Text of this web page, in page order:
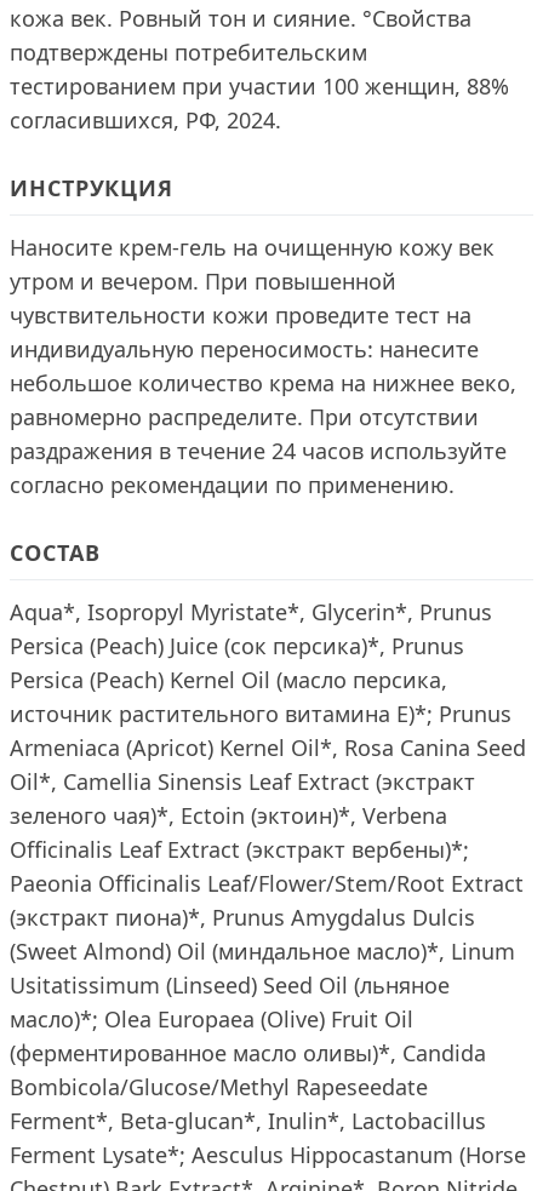
кожа век. Ровный тон и сияние. °Свойства
подтверждены потребительским
тестированием при участии 100 женщин, 88%
согласившихся, РФ, 2024.
ИНСТРУКЦИЯ
Наносите крем-гель на очищенную кожу век
утром и вечером. При повышенной
чувствительности кожи проведите тест на
индивидуальную переносимость: нанесите
небольшое количество крема на нижнее веко,
равномерно распределите. При отсутствии
раздражения в течение 24 часов используйте
согласно рекомендации по применению.
СОСТАВ
Aqua*, Isopropyl Myristate*, Glycerin*, Prunus
Persica (Peach) Juice (сок персика)*, Prunus
Persica (Peach) Kernel Oil (масло персика,
источник растительного витамина Е)*; Prunus
Armeniaca (Apricot) Kernel Oil*, Rosa Canina Seed
Oil*, Camellia Sinensis Leaf Extract (экстракт
зеленого чая)*, Ectoin (эктоин)*, Verbena
Officinalis Leaf Extract (экстракт вербены)*;
Paeonia Officinalis Leaf/Flower/Stem/Root Extract
(экстракт пиона)*, Prunus Amygdalus Dulcis
(Sweet Almond) Oil (миндальное масло)*, Linum
Usitatissimum (Linseed) Seed Oil (льняное
масло)*; Olea Europaea (Olive) Fruit Oil
(ферментированное масло оливы)*, Candida
Bombicola/Glucose/Methyl Rapeseedate
Ferment*, Beta-glucan*, Inulin*, Lactobacillus
Ferment Lysate*; Aesculus Hippocastanum (Horse